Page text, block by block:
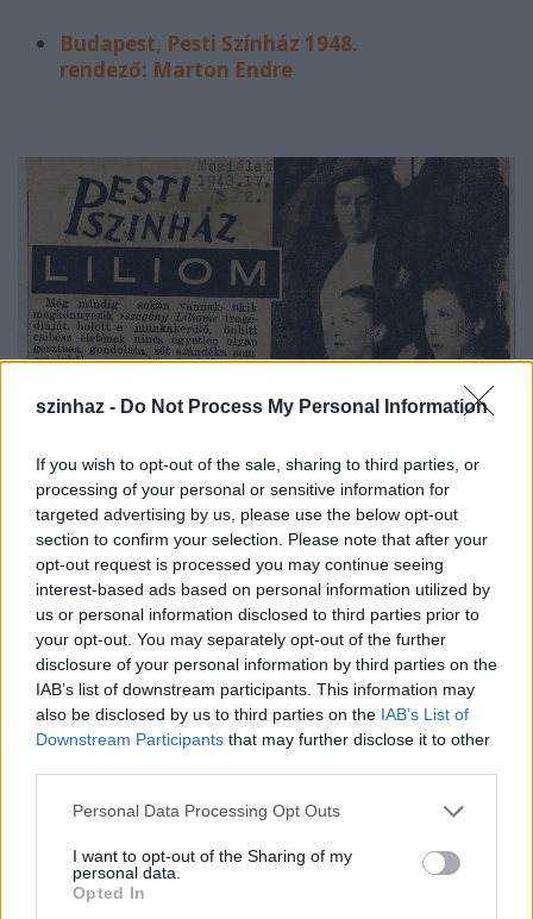
szinhaz - Do Not Process My Personal Information
If you wish to opt-out of the sale, sharing to third parties, or
processing of your personal or sensitive information for
targeted advertising by us, please use the below opt-out
section to confirm your selection. Please note that after your
opt-out request is processed you may continue seeing
interest-based ads based on personal information utilized by
us or personal information disclosed to third parties prior to
your opt-out. You may separately opt-out of the further
disclosure of your personal information by third parties on the
IAB’s list of downstream participants. This information may
also be disclosed by us to third parties on the IAB’s List of
Downstream Participants that may further disclose it to other
Please note that this website/app uses one or more Google
not limited to your visit or usage behaviour. You may click to
grant or deny consent to Google and its third-party tags to
use your data for below specified purposes in below Google
Personal Data Processing Opt Outs
I want to opt-out of the Sharing of my
personal data.
Opted In
Budapest, Pesti Színház 1948.
rendező: Marton Endre